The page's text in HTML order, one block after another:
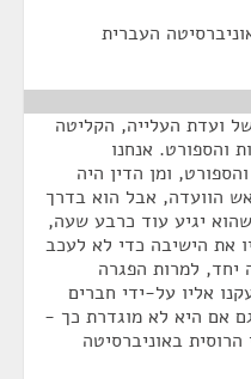
העברית
ועדת העלייה, הקליטה
והספורט. אנחנו
ומן הדין היה
הוועדה, אבל הוא בדרך
יגיע עוד כרבע שעה,
את הישיבה כדי לא לעכב
יחד, למרות הפגרה
אליו על-ידי חברים
אם היא לא מוגדרת כך -
באוניברסיטה